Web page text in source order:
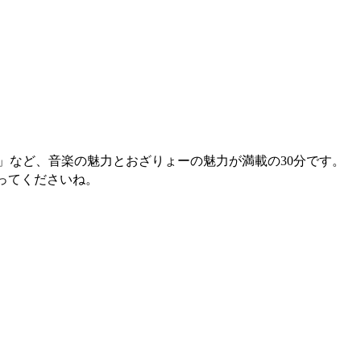
ど、音楽の魅力とおざりょーの魅力が満載の30分です。
くださいね。